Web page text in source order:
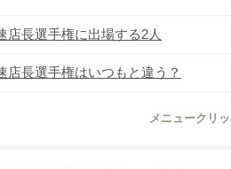
店長選手権に出場する2人
店長選手権はいつもと違う？
メニュークリ